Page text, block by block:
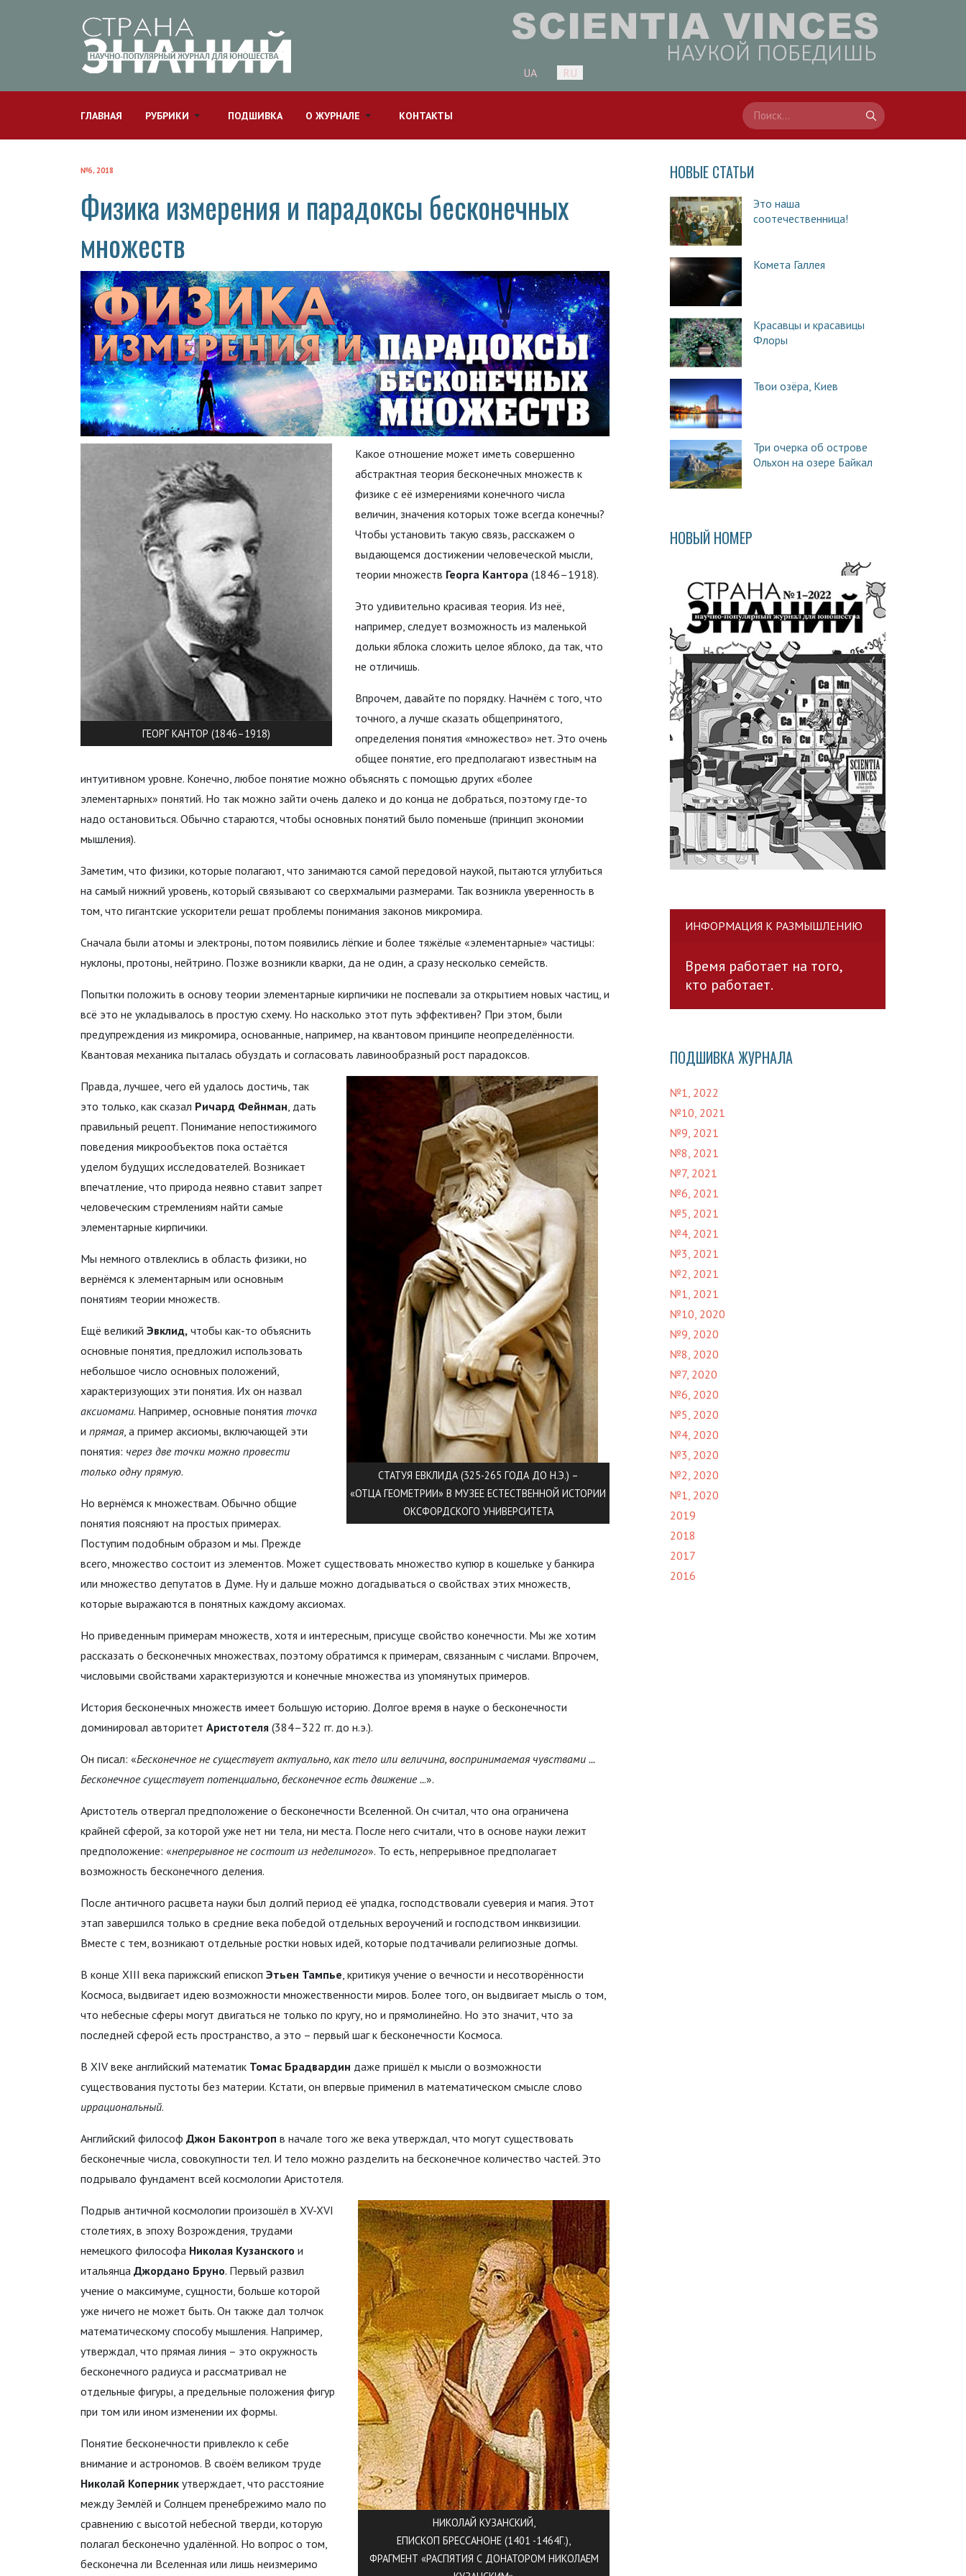
Выберите язык
UA RU
ГЛАВНАЯ РУБРИКИ ПОДШИВКА О ЖУРНАЛЕ КОНТАКТЫ
№6, 2018
Физика измерения и парадоксы бесконечных
множеств
ГЕОРГ КАНТОР (1846–1918)
Какое отношение может иметь совершенно
абстрактная теория бесконечных множеств к
физике с её измерениями конечного числа
величин, значения которых тоже всегда конечны?
Чтобы установить такую связь, расскажем о
выдающемся достижении человеческой мысли,
теории множеств Георга Кантора (1846–1918).
Это удивительно красивая теория. Из неё,
например, следует возможность из маленькой
дольки яблока сложить целое яблоко, да так, что
не отличишь.
Впрочем, давайте по порядку. Начнём с того, что
точного, а лучше сказать общепринятого,
определения понятия «множество» нет. Это очень
общее понятие, его предполагают известным на
интуитивном уровне. Конечно, любое понятие можно объяснять с помощью других «более
элементарных» понятий. Но так можно зайти очень далеко и до конца не добраться, поэтому где-то
надо остановиться. Обычно стараются, чтобы основных понятий было поменьше (принцип экономии
мышления).
Заметим, что физики, которые полагают, что занимаются самой передовой наукой, пытаются углубиться
на самый нижний уровень, который связывают со сверхмалыми размерами. Так возникла уверенность в
том, что гигантские ускорители решат проблемы понимания законов микромира.
Сначала были атомы и электроны, потом появились лёгкие и более тяжёлые «элементарные» частицы:
нуклоны, протоны, нейтрино. Позже возникли кварки, да не один, а сразу несколько семейств.
Попытки положить в основу теории элементарные кирпичики не поспевали за открытием новых частиц, и
всё это не укладывалось в простую схему. Но насколько этот путь эффективен? При этом, были
предупреждения из микромира, основанные, например, на квантовом принципе неопределённости.
Квантовая механика пыталась обуздать и согласовать лавинообразный рост парадоксов.
СТАТУЯ ЕВКЛИДА (325-265 ГОДА ДО Н.Э.) –
«ОТЦА ГЕОМЕТРИИ» В МУЗЕЕ ЕСТЕСТВЕННОЙ ИСТОРИИ
ОКСФОРДСКОГО УНИВЕРСИТЕТА
Правда, лучшее, чего ей удалось достичь, так
это только, как сказал Ричард Фейнман, дать
правильный рецепт. Понимание непостижимого
поведения микрообъектов пока остаётся
уделом будущих исследователей. Возникает
впечатление, что природа неявно ставит запрет
человеческим стремлениям найти самые
элементарные кирпичики.
Мы немного отвлеклись в область физики, но
вернёмся к элементарным или основным
понятиям теории множеств.
Ещё великий Эвклид, чтобы как-то объяснить
основные понятия, предложил использовать
небольшое число основных положений,
характеризующих эти понятия. Их он назвал
аксиомами. Например, основные понятия точка
и прямая, а пример аксиомы, включающей эти
понятия: через две точки можно провести
только одну прямую.
Но вернёмся к множествам. Обычно общие
понятия поясняют на простых примерах.
Поступим подобным образом и мы. Прежде
всего, множество состоит из элементов. Может существовать множество купюр в кошельке у банкира
или множество депутатов в Думе. Ну и дальше можно догадываться о свойствах этих множеств,
которые выражаются в понятных каждому аксиомах.
Но приведенным примерам множеств, хотя и интересным, присуще свойство конечности. Мы же хотим
рассказать о бесконечных множествах, поэтому обратимся к примерам, связанным с числами. Впрочем,
числовыми свойствами характеризуются и конечные множества из упомянутых примеров.
История бесконечных множеств имеет большую историю. Долгое время в науке о бесконечности
доминировал авторитет Аристотеля (384–322 гг. до н.э.).
Он писал: «Бесконечное не существует актуально, как тело или величина, воспринимаемая чувствами ...
Бесконечное существует потенциально, бесконечное есть движение ...».
Аристотель отвергал предположение о бесконечности Вселенной. Он считал, что она ограничена
крайней сферой, за которой уже нет ни тела, ни места. После него считали, что в основе науки лежит
предположение: «непрерывное не состоит из неделимого». То есть, непрерывное предполагает
возможность бесконечного деления.
После античного расцвета науки был долгий период её упадка, господствовали суеверия и магия. Этот
этап завершился только в средние века победой отдельных вероучений и господством инквизиции.
Вместе с тем, возникают отдельные ростки новых идей, которые подтачивали религиозные догмы.
В конце XIII века парижский епископ Этьен Тампье, критикуя учение о вечности и несотворённости
Космоса, выдвигает идею возможности множественности миров. Более того, он выдвигает мысль о том,
что небесные сферы могут двигаться не только по кругу, но и прямолинейно. Но это значит, что за
последней сферой есть пространство, а это – первый шаг к бесконечности Космоса.
В XIV веке английский математик Томас Брадвардин даже пришёл к мысли о возможности
существования пустоты без материи. Кстати, он впервые применил в математическом смысле слово
иррациональный.
Английский философ Джон Баконтроп в начале того же века утверждал, что могут существовать
бесконечные числа, совокупности тел. И тело можно разделить на бесконечное количество частей. Это
подрывало фундамент всей космологии Аристотеля.
НИКОЛАЙ КУЗАНСКИЙ,
ЕПИСКОП БРЕССАНОНЕ (1401 -1464Г.),
ФРАГМЕНТ «РАСПЯТИЯ С ДОНАТОРОМ НИКОЛАЕМ
Подрыв античной космологии произошёл в XV-XVI
столетиях, в эпоху Возрождения, трудами
немецкого философа Николая Кузанского и
итальянца Джордано Бруно. Первый развил
учение о максимуме, сущности, больше которой
уже ничего не может быть. Он также дал толчок
математическому способу мышления. Например,
утверждал, что прямая линия – это окружность
бесконечного радиуса и рассматривал не
отдельные фигуры, а предельные положения фигур
при том или ином изменении их формы.
Понятие бесконечности привлекло к себе
внимание и астрономов. В своём великом труде
Николай Коперник утверждает, что расстояние
между Землёй и Солнцем пренебрежимо мало по
сравнению с высотой небесной тверди, которую
полагал бесконечно удалённой. Но вопрос о том,
бесконечна ли Вселенная или лишь неизмеримо
НОВЫЕ СТАТЬИ
Это наша
соотечественница!
Комета Галлея
Красавцы и красавицы
Флоры
Твои озёра, Киев
Три очерка об острове
Ольхон на озере Байкал
НОВЫЙ НОМЕР
ИНФОРМАЦИЯ К РАЗМЫШЛЕНИЮ
Время работает на того,
кто работает.
ПОДШИВКА ЖУРНАЛА
№1, 2022
№10, 2021
№9, 2021
№8, 2021
№7, 2021
№6, 2021
№5, 2021
№4, 2021
№3, 2021
№2, 2021
№1, 2021
№10, 2020
№9, 2020
№8, 2020
№7, 2020
№6, 2020
№5, 2020
№4, 2020
№3, 2020
№2, 2020
№1, 2020
2019
2018
2017
2016